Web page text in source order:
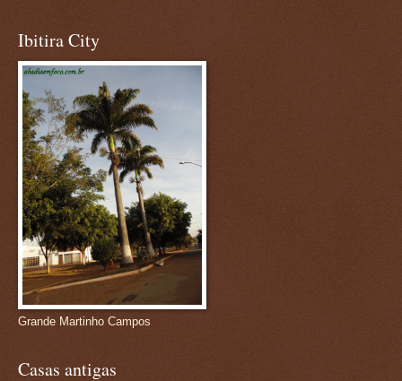
Ibitira City
Grande Martinho Campos
Casas antigas